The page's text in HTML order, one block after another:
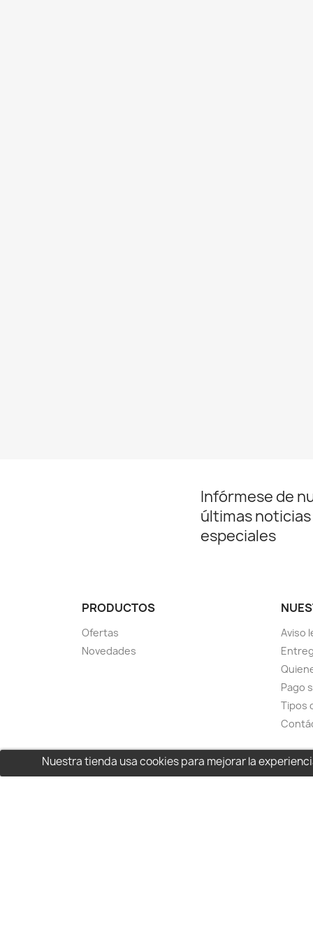
Nuestra tienda usa cookies para mejorar la
Infórmese de
últimas
especiales
PRODUCTOS
Ofertas
Novedades
Aviso
Pago
Tipos